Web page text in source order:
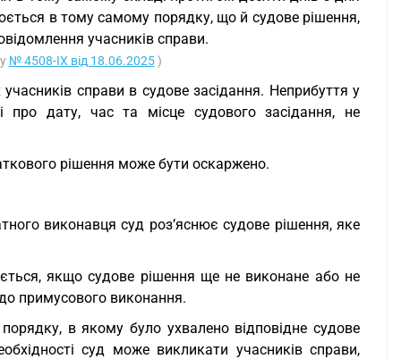
в тому самому порядку, що й судове рішення,
учасників справи.
№ 4508-IX від 18.06.2025)
справи в судове засідання. Неприбуття у
про дату, час та місце судового засідання, не
рішення може бути оскаржено.
виконавця суд роз’яснює судове рішення, яке
якщо судове рішення ще не виконане або не
примусового виконання.
в якому було ухвалено відповідне судове
суд може викликати учасників справи,